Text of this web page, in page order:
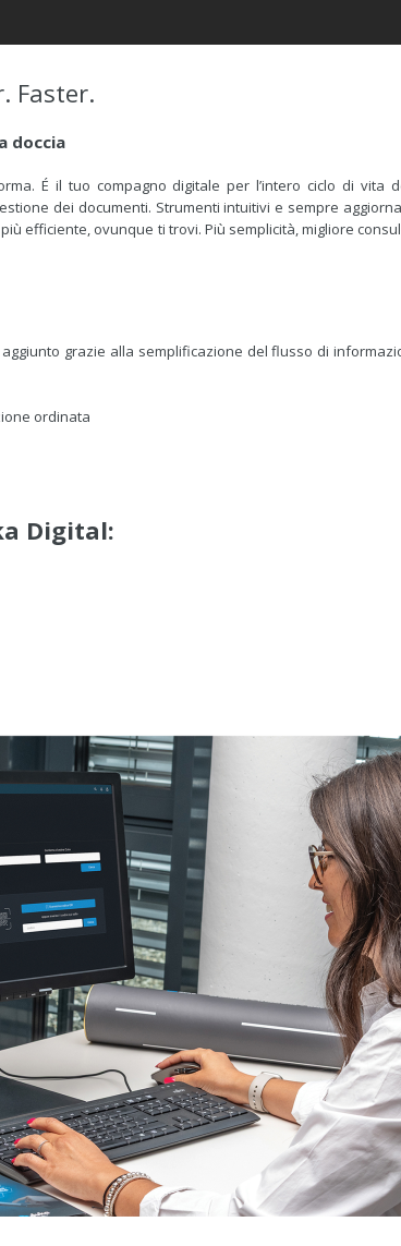
Faster.
doccia
É il tuo compagno digitale per l’intero ciclo di vita
dei documenti. Strumenti intuitivi e sempre
efficiente, ovunque ti trovi. Più semplicità, migliore
grazie alla semplificazione del flusso di
ordinata
Digital: